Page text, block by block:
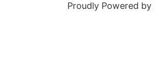
Proudly Powered by